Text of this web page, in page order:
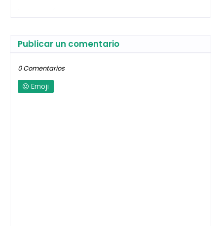
Publicar un comentario
0 Comentarios
Emoji